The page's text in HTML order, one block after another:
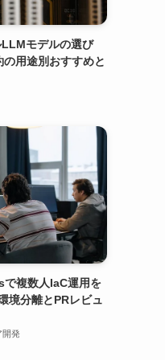
LLMモデルの選び
用途別おすすめと
複数人IaC運用を
境分離とPRレビュ
開発